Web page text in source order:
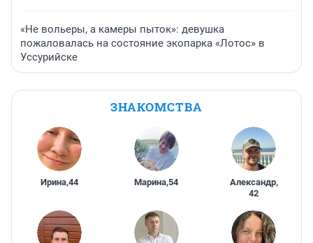
«Не вольеры, а камеры пыток»: девушка
пожаловалась на состояние экопарка «Лотос» в
Уссурийске
ЗНАКОМСТВА
Ирина,44 Марина,54 Александр,
42